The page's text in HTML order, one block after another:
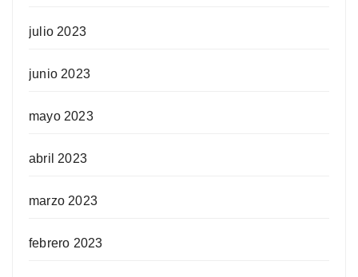
julio 2023
junio 2023
mayo 2023
abril 2023
marzo 2023
febrero 2023